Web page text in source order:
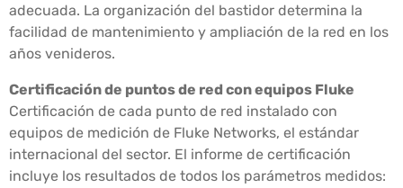
adecuada. La organización del bastidor determina la
facilidad de mantenimiento y ampliación de la red en los
años venideros.
Certificación de puntos de red con equipos Fluke
Certificación de cada punto de red instalado con
equipos de medición de Fluke Networks, el estándar
internacional del sector. El informe de certificación
incluye los resultados de todos los parámetros medidos: